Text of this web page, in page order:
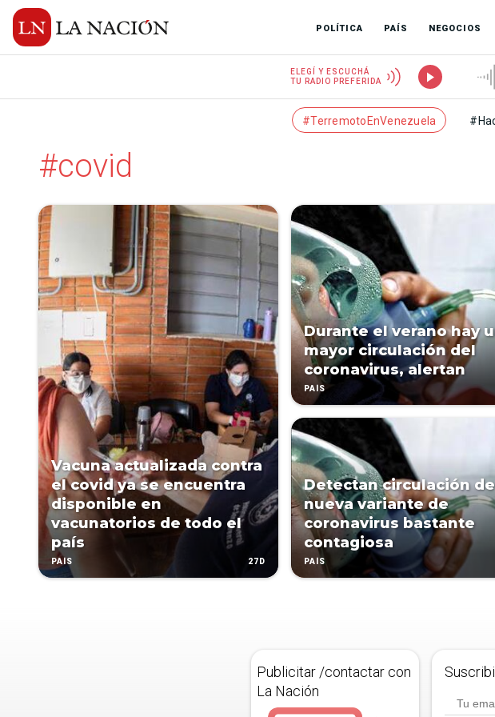
POLÍTICA PAÍS NEGOCIOS
ELEGÍ Y ESCUCHÁ
TU RADIO PREFERIDA
#TerremotoEnVenezuela
#covid
Vacuna actualizada contra
el covid ya se encuentra
disponible en
vacunatorios de todo el
país
PAÍS 27D
Durante el verano hay
mayor circulación del
coronavirus, alertan
PAÍS
Detectan circulación de
nueva variante de
coronavirus bastante
contagiosa
PAÍS
Publicitar /contactar con
La Nación